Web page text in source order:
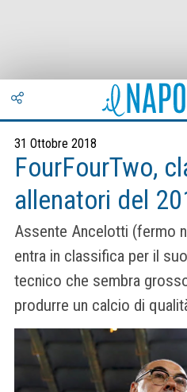
31 Ottobre 2018
FourFourTwo,
allenatori del
Assente Ancelotti (fermo
entra in classifica per il
tecnico che sembra
produrre un calcio di